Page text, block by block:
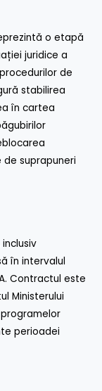
o etapă
juridice a
de
stabilirea
în cartea
suprapuneri
în intervalul
Contractul este
Ministerului
perioadei